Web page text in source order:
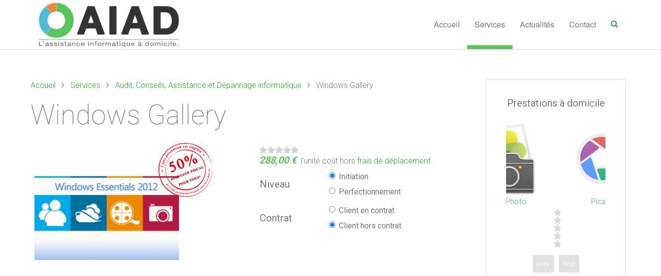
Accueil Services Actualités Contact
Accueil Services Audit, Conseils, Assistance et Dépannage informatique Windows Gallery
Windows Gallery
288,00 € l'unité coût hors frais de déplacement
Niveau
Initiation
Perfectionnement
Contrat
Client en contrat
Client hors contrat
Prestations à domicile
prev next